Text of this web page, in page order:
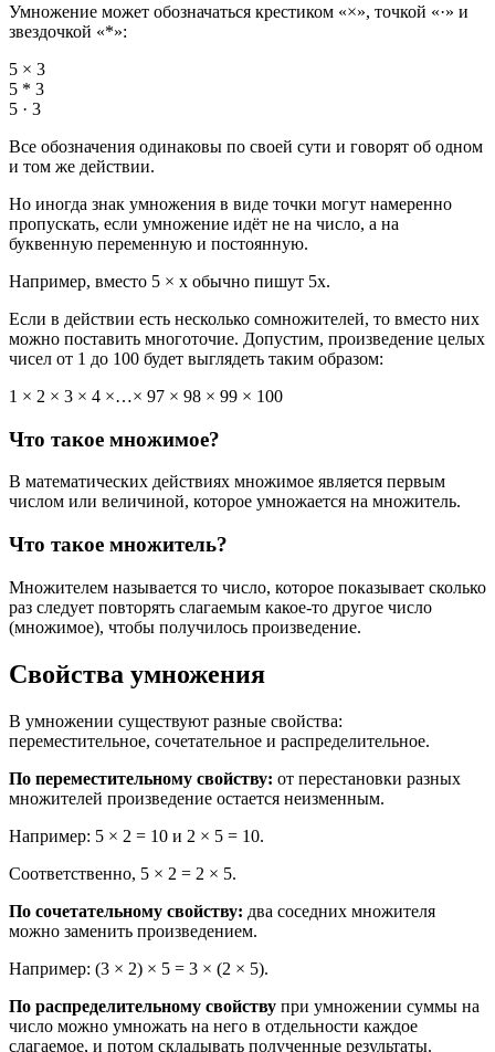
Умножение может обозначаться крестиком «×», точкой «·» и
звездочкой «*»:
5 × 3
5 * 3
5 · 3
Все обозначения одинаковы по своей сути и говорят об одном
и том же действии.
Но иногда знак умножения в виде точки могут намеренно
пропускать, если умножение идёт не на число, а на
буквенную переменную и постоянную.
Например, вместо 5 × x обычно пишут 5х.
Если в действии есть несколько сомножителей, то вместо них
можно поставить многоточие. Допустим, произведение целых
чисел от 1 до 100 будет выглядеть таким образом:
1 × 2 × 3 × 4 ×…× 97 × 98 × 99 × 100
Что такое множимое?
В математических действиях множимое является первым
числом или величиной, которое умножается на множитель.
Что такое множитель?
Множителем называется то число, которое показывает сколько
раз следует повторять слагаемым какое-то другое число
(множимое), чтобы получилось произведение.
Свойства умножения
В умножении существуют разные свойства:
переместительное, сочетательное и распределительное.
По переместительному свойству: от перестановки разных
множителей произведение остается неизменным.
Например: 5 × 2 = 10 и 2 × 5 = 10.
Соответственно, 5 × 2 = 2 × 5.
По сочетательному свойству: два соседних множителя
можно заменить произведением.
Например: (3 × 2) × 5 = 3 × (2 × 5).
По распределительному свойству при умножении суммы на
число можно умножать на него в отдельности каждое
слагаемое, и потом складывать полученные результаты.